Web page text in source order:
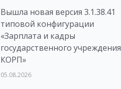
Вышла новая версия 3.1.38.41
типовой конфигурации
«Зарплата и кадры
государственного учреждения
КОРП»
05.08.2026